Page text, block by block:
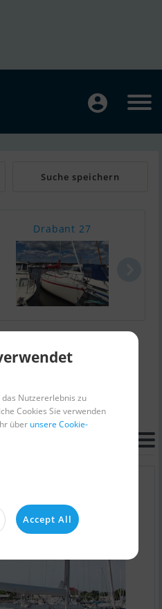
Suche speichern
Drabant 27
Letzte
Nutzererlebnis zu
Cookies Sie verwenden
über unsere Cookie-
Accept All